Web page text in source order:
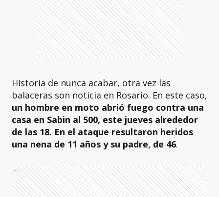
Historia de nunca acabar, otra vez las
balaceras son noticia en Rosario. En este caso,
un hombre en moto abrió fuego contra una
casa en Sabin al 500, este jueves alrededor
de las 18. En el ataque resultaron heridos
una nena de 11 años y su padre, de 46.
Ads